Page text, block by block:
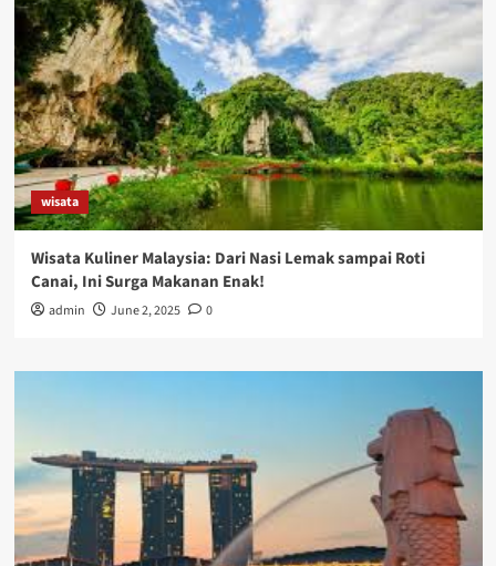
wisata
Wisata Kuliner Malaysia: Dari Nasi Lemak sampai Roti
Canai, Ini Surga Makanan Enak!
admin June 2, 2025 0